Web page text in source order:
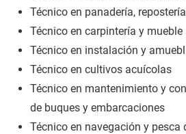
Técnico en panadería,
Técnico en carpintería y mueble
Técnico en instalación y
Técnico en cultivos acuícolas
Técnico en mantenimiento y
de buques y embarcaciones
Técnico en navegación y pesca